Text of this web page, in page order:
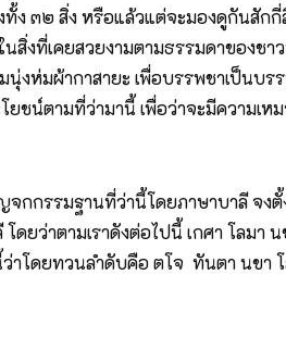
ง ๓๒ สิ่ง หรือแล้วแต่จะมองดูกันสักกี่
นสิ่งที่เคยสวยงามตามธรรมดาของช
นุ่งห่มผ้ากาสายะ เพื่อบรรพชาเป็นบร
ยชน์ตามที่ว่ามานี้ เพื่อว่าจะมีความเห
กกรรมฐานที่ว่านี้โดยภาษาบาลี จง
ดยว่าตามเราดังต่อไปนี้ เกศา โลมา
าโดยทวนลำดับคือ ตโจ ทันตา นขา